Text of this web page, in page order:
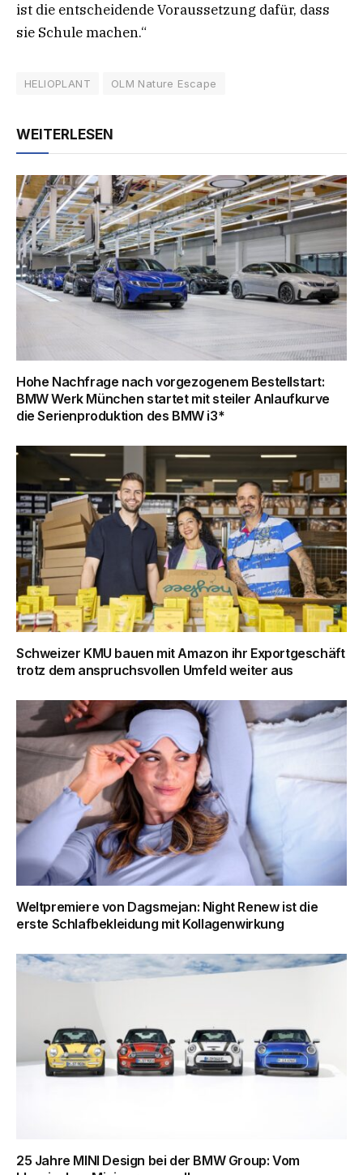
ist die entscheidende Voraussetzung dafür, dass
sie Schule machen.“
HELIOPLANT OLM Nature Escape
WEITERLESEN
Hohe Nachfrage nach vorgezogenem Bestellstart:
BMW Werk München startet mit steiler Anlaufkurve
die Serienproduktion des BMW i3*
Schweizer KMU bauen mit Amazon ihr Exportgeschäft
trotz dem anspruchsvollen Umfeld weiter aus
Weltpremiere von Dagsmejan: Night Renew ist die
erste Schlafbekleidung mit Kollagenwirkung
25 Jahre MINI Design bei der BMW Group: Vom